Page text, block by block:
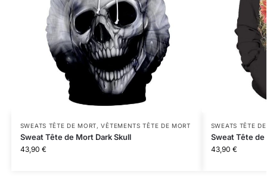
SWEATS TÊTE DE MORT,VÊTEMENTS TÊTE DE MORT
Sweat Tête de Mort Dark Skull
43,90 €
SWEATS TÊTE
Sweat Tête de
43,90 €